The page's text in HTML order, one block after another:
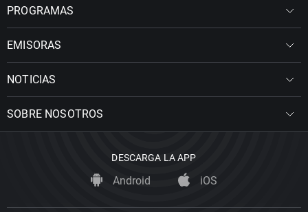
PROGRAMAS
EMISORAS
NOTICIAS
SOBRE NOSOTROS
DESCARGA LA APP
Android iOS